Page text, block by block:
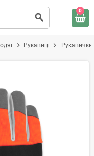
search
0
chevron_right Рукавиці chevron_right